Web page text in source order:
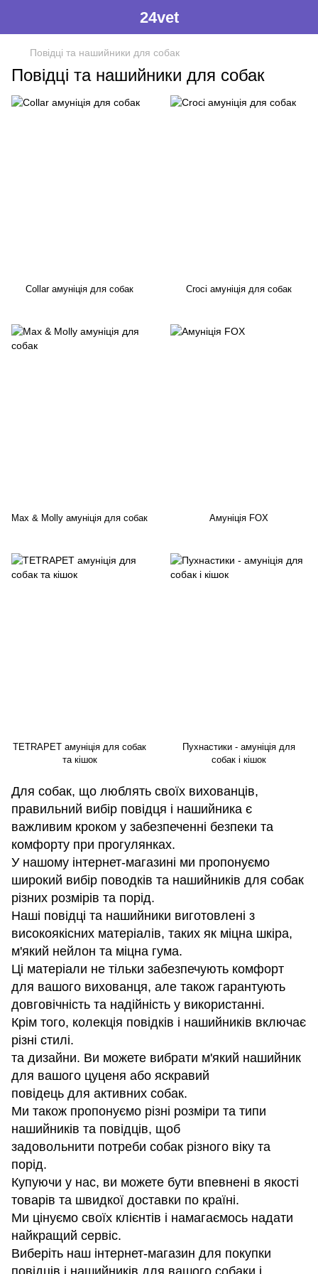
24vet
Повідці та нашийники для собак
Повідці та нашийники для собак
Для собак, що люблять своїх вихованців,
правильний вибір повідця і нашийника є
важливим кроком у забезпеченні безпеки та
комфорту при прогулянках.
У нашому інтернет-магазині ми пропонуємо
широкий вибір поводків та нашийників для собак
різних розмірів та порід.
Наші повідці та нашийники виготовлені з
високоякісних матеріалів, таких як міцна шкіра,
м'який нейлон та міцна гума.
Ці матеріали не тільки забезпечують комфорт
для вашого вихованця, але також гарантують
довговічність та надійність у використанні.
Крім того, колекція повідків і нашийників включає
різні стилі.
та дизайни. Ви можете вибрати м'який нашийник
для вашого цуценя або яскравий
повідець для активних собак.
Ми також пропонуємо різні розміри та типи
нашийників та повідців, щоб
задовольнити потреби собак різного віку та
порід.
Купуючи у нас, ви можете бути впевнені в якості
товарів та швидкої доставки по країні.
Ми цінуємо своїх клієнтів і намагаємось надати
найкращий сервіс.
Виберіть наш інтернет-магазин для покупки
повідців і нашийників для вашого собаки і
Collar амуніція для собак Croci амуніція для собак
Max & Molly амуніція для собак Амуніція FOX
TETRAPET амуніція для собак
та кішок
Пухнастики - амуніція для
собак і кішок